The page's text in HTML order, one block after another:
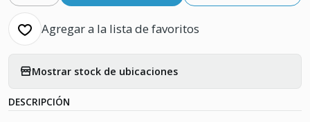
Agregar a la lista de favoritos
Mostrar stock de ubicaciones
DESCRIPCIÓN